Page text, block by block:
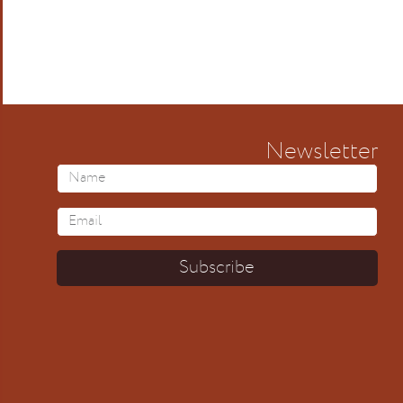
Newsletter
Subscribe